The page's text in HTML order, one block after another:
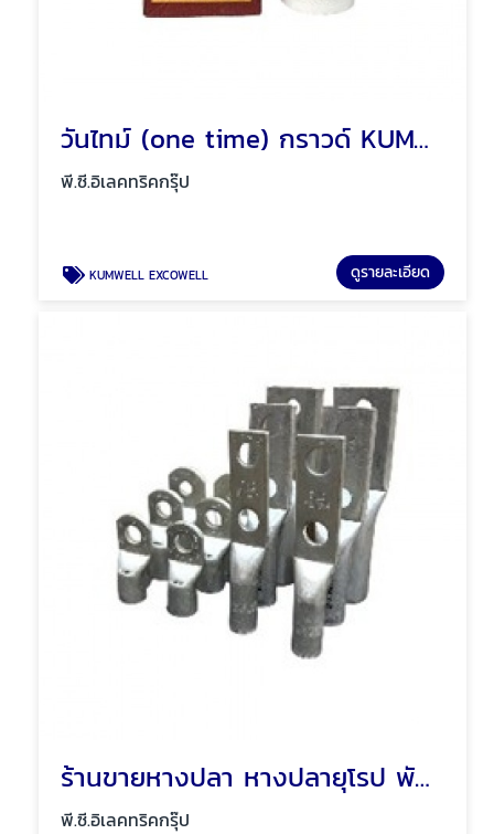
วันไทม์ (one time) กราวด์ KUMWELL EXCOWELL พัทยา ชลบุรี
พี.ซี.อิเลคทริคกรุ๊ป
KUMWELL EXCOWELL ดูรายละเอียด
ร้านขายหางปลา หางปลายุโรป พัทยา ชลบุรี
พี.ซี.อิเลคทริคกรุ๊ป